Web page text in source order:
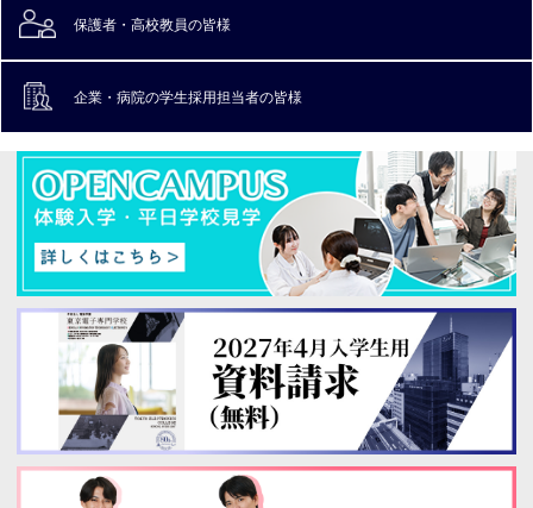
保護者・高校教員の皆様
企業・病院の学生採用担当者の皆様